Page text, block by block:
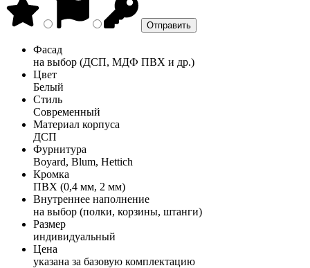
Фасад
на выбор (ДСП, МДФ ПВХ и др.)
Цвет
Белый
Стиль
Современный
Материал корпуса
ДСП
Фурнитура
Boyard, Blum, Hettich
Кромка
ПВХ (0,4 мм, 2 мм)
Внутреннее наполнение
на выбор (полки, корзины, штанги)
Размер
индивидуальный
Цена
указана за базовую комплектацию